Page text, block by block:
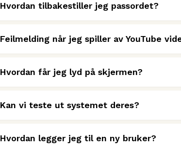
Hvordan tilbakestiller jeg passordet?
Feilmelding når jeg spiller av YouTube
Hvordan får jeg lyd på skjermen?
Kan vi teste ut systemet deres?
Hvordan legger jeg til en ny bruker?